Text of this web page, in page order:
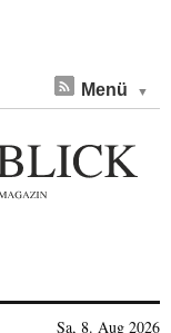
Menü
Sa, 8. Aug 2026